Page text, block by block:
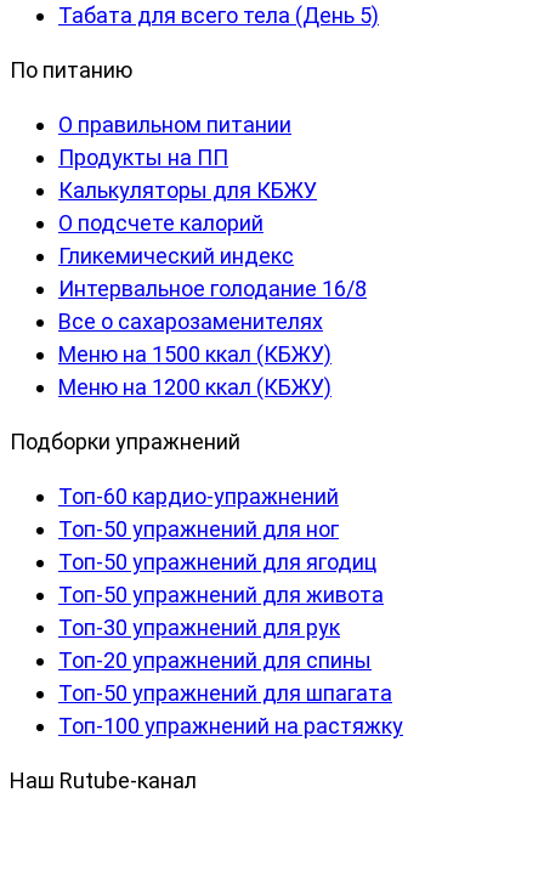
Табата для всего тела (День 5)
По питанию
О правильном питании
Продукты на ПП
Калькуляторы для КБЖУ
О подсчете калорий
Гликемический индекс
Интервальное голодание 16/8
Все о сахарозаменителях
Меню на 1500 ккал (КБЖУ)
Меню на 1200 ккал (КБЖУ)
Подборки упражнений
Топ-60 кардио-упражнений
Топ-50 упражнений для ног
Топ-50 упражнений для ягодиц
Топ-50 упражнений для живота
Топ-30 упражнений для рук
Топ-20 упражнений для спины
Топ-50 упражнений для шпагата
Топ-100 упражнений на растяжку
Наш Rutube-канал